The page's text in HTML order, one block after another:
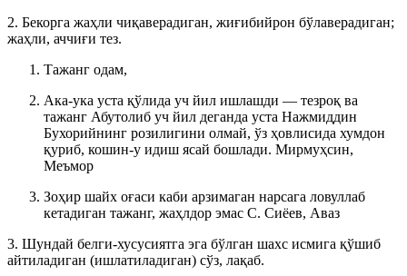
2. Бекорга жаҳли чиқаверадиган, жиғибийрон бўлаверадиган;
жаҳли, аччиғи тез.
Тажанг одам,
Ака-ука уста қўлида уч йил ишлашди — тезроқ ва
тажанг Абутолиб уч йил деганда уста Нажмиддин
Бухорийнинг розилигини олмай, ўз ҳовлисида хумдон
қуриб, кошин-у идиш ясай бошлади. Мирмуҳсин,
Меъмор
Зоҳир шайх оғаси каби арзимаган нарсага ловуллаб
кетадиган тажанг, жаҳлдор эмас С. Сиёев, Аваз
3. Шундай белги-хусусиятга эга бўлган шахс исмига қўшиб
айтиладиган (ишлатиладиган) сўз, лақаб.